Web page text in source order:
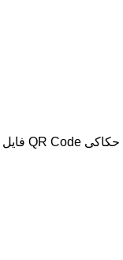
حکاکی QR Code فایل صوتی و ویدیو روی محصولات